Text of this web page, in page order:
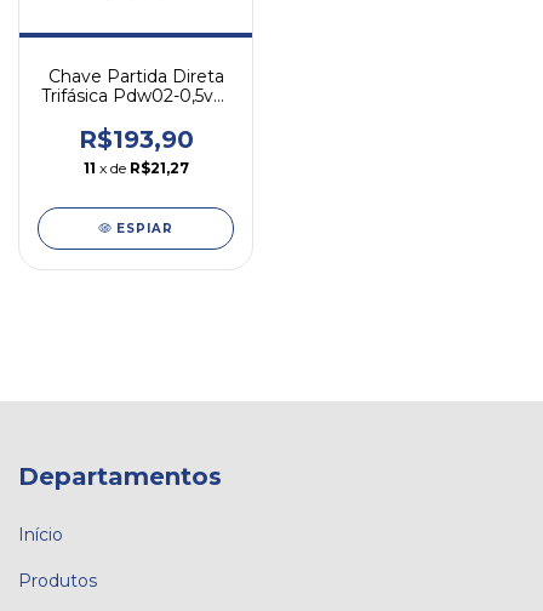
Chave Partida Direta
Trifásica Pdw02-0,5v25
R$193,90
11 x de R$21,27
ESPIAR
Departamentos
Início
Produtos